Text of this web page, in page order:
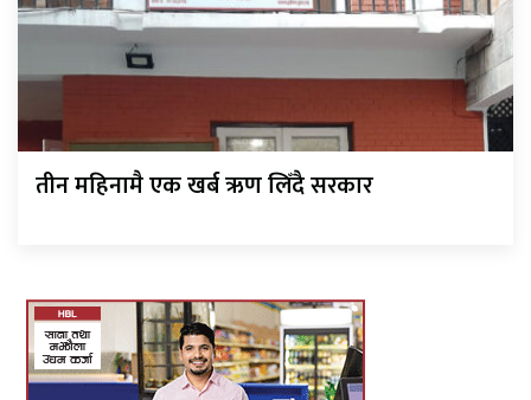
तीन महिनामै एक खर्ब ऋण लिँदै सरकार